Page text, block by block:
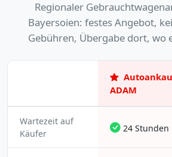
Regionaler
Bayersoien: festes Angebot,
Gebühren, Übergabe dort, wo
ADAM
Wartezeit auf
Käufer
24 Stunden